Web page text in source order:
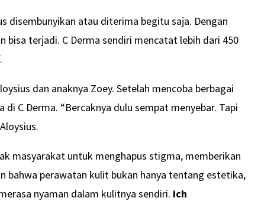
disembunyikan atau diterima begitu saja. Dengan
bisa terjadi. C Derma sendiri mencatat lebih dari 450
dan anaknya Zoey. Setelah mencoba berbagai
C Derma. “Bercaknya dulu sempat menyebar. Tapi
masyarakat untuk menghapus stigma, memberikan
bahwa perawatan kulit bukan hanya tentang estetika,
nyaman dalam kulitnya sendiri. ich